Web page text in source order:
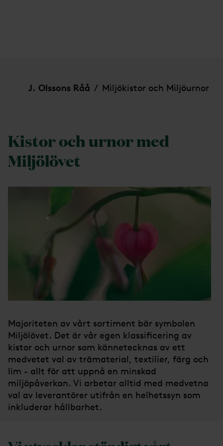
J. Olssons Råå / Miljökistor och Miljöurnor
Kistor och urnor med
Miljölövet
Majoriteten av vårt sortiment bär symbolen
Miljölövet. Det är vår egen klassificering av
kistor och urnor som kännetecknas av ett
medvetet val av trämaterial, textilier, färg och
lim - allt för att uppnå en minskad
miljöpåverkan. Vi arbetar alltid med medvetna
val av leverantörer utifrån en helhetssyn som
inkluderar hållbarhet.